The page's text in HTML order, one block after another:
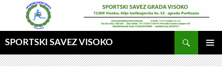
SPORTSKI SAVEZ VISOKO
GLAVNI
MENI